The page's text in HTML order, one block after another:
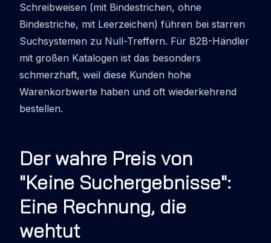
Schreibweisen (mit Bindestrichen, ohne
Bindestriche, mit Leerzeichen) führen bei starren
Suchsystemen zu Null-Treffern. Für B2B-Händler
mit großen Katalogen ist das besonders
schmerzhaft, weil diese Kunden hohe
Warenkorbwerte haben und oft wiederkehrend
bestellen.
Der wahre Preis von
"Keine Suchergebnisse":
Eine Rechnung, die
wehtut